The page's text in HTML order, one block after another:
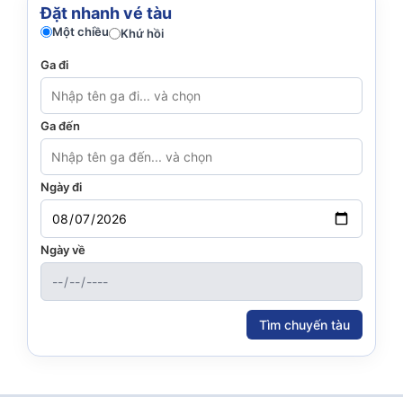
Đặt nhanh vé tàu
Một chiều Khứ hồi
Ga đi
Ga đến
Ngày đi
Ngày về
Tìm chuyến tàu